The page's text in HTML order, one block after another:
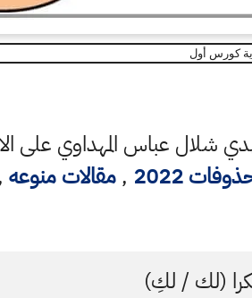
كورس أول
شلال عباس المهداوي على
2022
,مقالات منوعه
(لك / لكِ)